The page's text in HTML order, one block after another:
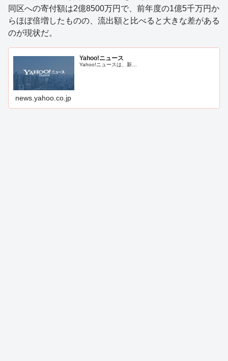
同区への寄付額は2億8500万円で、前年度の1億5千万円か
らほぼ倍増したものの、流出額と比べると大きな差がある
のが現状だ。
Yahoo!ニュース
Yahoo!ニュースは、新…
news.yahoo.co.jp